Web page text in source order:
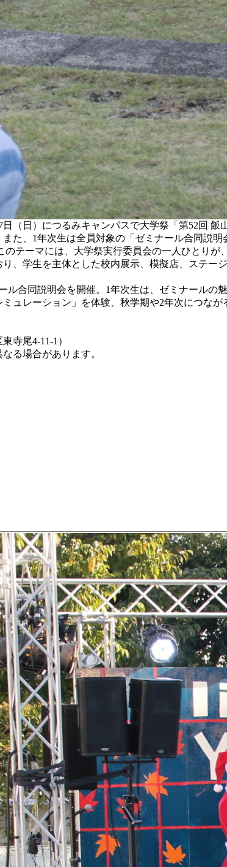
（日）につるみキャンパスで大学祭「第52回
た、1年次生は全員対象の「ゼミナール合同説明
テーマには、大学祭実行委員会の一人ひとり
、学生を主体とした校内展示、模擬店、ステ
合同説明会を開催。1年次生は、ゼミナールの
ュレーション」を体験、秋学期や2年次につな
寺尾4-11-1）
る場合があります。